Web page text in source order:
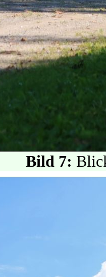
Bild 7: